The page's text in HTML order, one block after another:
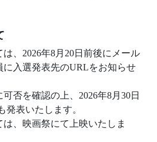
、2026年8月20日前後にメール
に入選発表先のURLをお知らせ
否を確認の上、2026年8月30日
発表いたします。
、映画祭にて上映いたしま